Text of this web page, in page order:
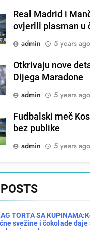
Real Madrid i
ovjerili plasman u
admin
5 years ago
Otkrivaju nove
Dijega Maradone
admin
5 years ago
Fudbalski meč
bez publike
admin
5 years ago
TORTA SA
svežine i čokolade daje